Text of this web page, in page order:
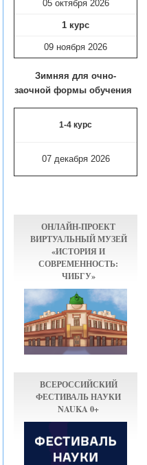
05 октября 2026
1 курс
09 ноября 2026
Зимняя для очно-
заочной формы обучения
1-4 курс
07 декабря 2026
ОНЛАЙН-ПРОЕКТ
ВИРТУАЛЬНЫЙ МУЗЕЙ
«ИСТОРИЯ И
СОВРЕМЕННОСТЬ:
ЧИБГУ»
ВСЕРОССИЙСКИЙ
ФЕСТИВАЛЬ НАУКИ
NAUKA 0+